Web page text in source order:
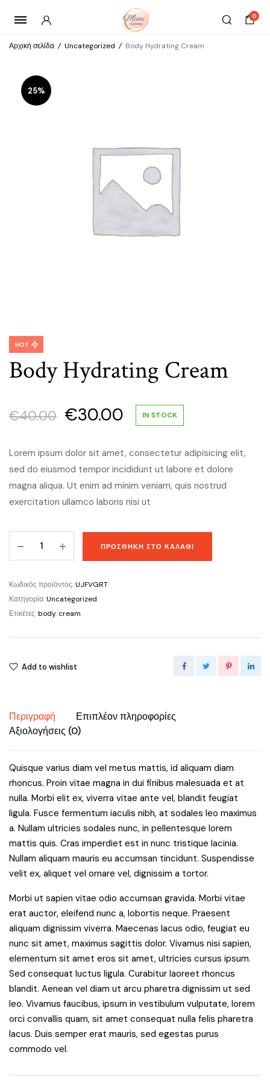
0
Αρχική σελίδα / Uncategorized / Body Hydrating Cream
25%
Body Hydrating Cream
HOT
€40.00 Original
price
was:
€40.00.
€30.00
τρέχουσα
τιμή
είναι:
€30.00.
IN STOCK
Lorem ipsum dolor sit amet, consectetur adipisicing elit,
sed do eiusmod tempor incididunt ut labore et dolore
magna aliqua. Ut enim ad minim veniam, quis nostrud
exercitation ullamco laboris nisi ut
Hydrating
quantity
ΠΡΟΣΘΉΚΗ ΣΤΟ ΚΑΛΆΘΙ
Κωδικός προϊόντος:UJFVGRT
Κατηγορία:Uncategorized
Ετικέτες:body, cream
Add to wishlist
Περιγραφή
Επιπλέον πληροφορίες
Αξιολογήσεις (0)
Quisque varius diam vel metus mattis, id aliquam diam
rhoncus. Proin vitae magna in dui finibus malesuada et at
nulla. Morbi elit ex, viverra vitae ante vel, blandit feugiat
ligula. Fusce fermentum iaculis nibh, at sodales leo maximus
a. Nullam ultricies sodales nunc, in pellentesque lorem
mattis quis. Cras imperdiet est in nunc tristique lacinia.
Nullam aliquam mauris eu accumsan tincidunt. Suspendisse
velit ex, aliquet vel ornare vel, dignissim a tortor.
Morbi ut sapien vitae odio accumsan gravida. Morbi vitae
erat auctor, eleifend nunc a, lobortis neque. Praesent
aliquam dignissim viverra. Maecenas lacus odio, feugiat eu
nunc sit amet, maximus sagittis dolor. Vivamus nisi sapien,
elementum sit amet eros sit amet, ultricies cursus ipsum.
Sed consequat luctus ligula. Curabitur laoreet rhoncus
blandit. Aenean vel diam ut arcu pharetra dignissim ut sed
leo. Vivamus faucibus, ipsum in vestibulum vulputate, lorem
orci convallis quam, sit amet consequat nulla felis pharetra
lacus. Duis semper erat mauris, sed egestas purus
commodo vel.